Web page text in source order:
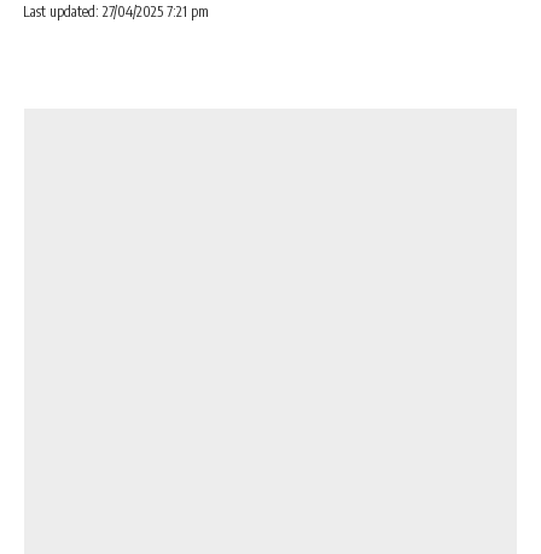
Last updated: 27/04/2025 7:21 pm